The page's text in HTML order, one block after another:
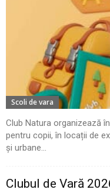
Scoli de vara
Club Natura organizează
pentru copii, în locații de
și urbane...
Clubul de Vară